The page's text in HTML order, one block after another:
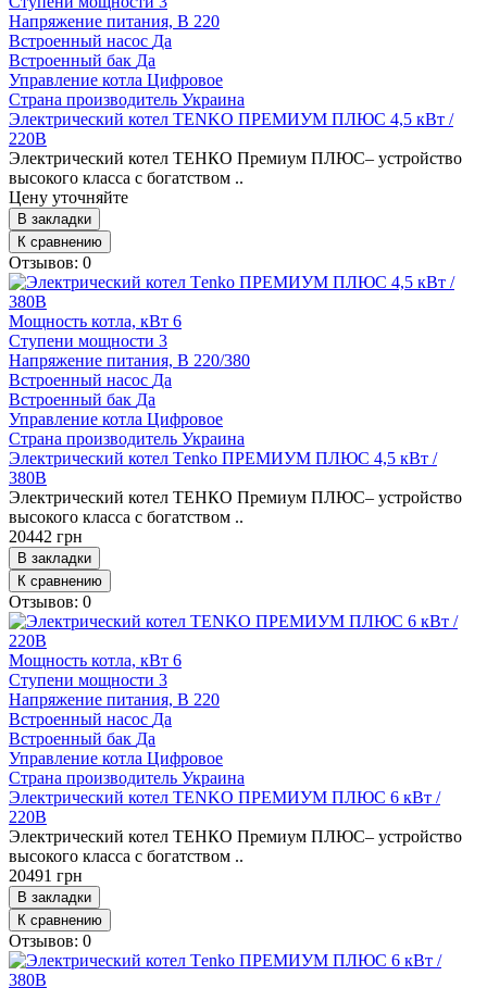
Напряжение питания, В 220
Встроенный насос Да
Встроенный бак Да
Управление котла Цифровое
Страна производитель Украина
Электрический котел ТENKO ПРЕМИУМ ПЛЮС 4,5 кВт /
220В
Электрический котел ТЕНКО Премиум ПЛЮС– устройство
высокого класса с богатством ..
Цену уточняйте
В закладки
К сравнению
Отзывов: 0
Мощность котла, кВт 6
Ступени мощности 3
Напряжение питания, В 220/380
Встроенный насос Да
Встроенный бак Да
Управление котла Цифровое
Страна производитель Украина
Электрический котел Тenko ПРЕМИУМ ПЛЮС 4,5 кВт /
380В
Электрический котел ТЕНКО Премиум ПЛЮС– устройство
высокого класса с богатством ..
20442 грн
В закладки
К сравнению
Отзывов: 0
Мощность котла, кВт 6
Ступени мощности 3
Напряжение питания, В 220
Встроенный насос Да
Встроенный бак Да
Управление котла Цифровое
Страна производитель Украина
Электрический котел ТENKO ПРЕМИУМ ПЛЮС 6 кВт /
220В
Электрический котел ТЕНКО Премиум ПЛЮС– устройство
высокого класса с богатством ..
20491 грн
В закладки
К сравнению
Отзывов: 0